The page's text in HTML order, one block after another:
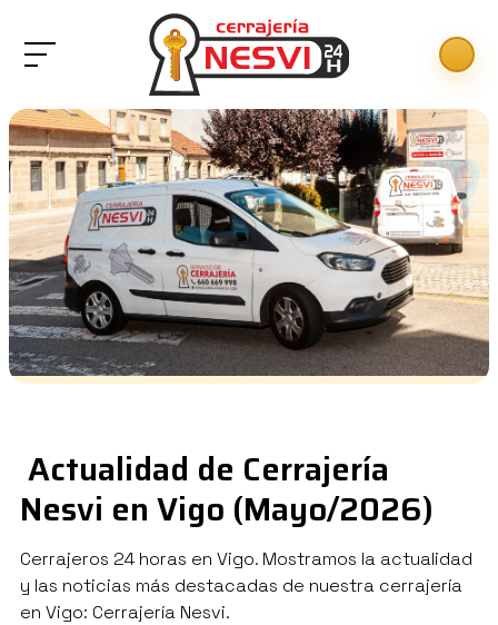
Actualidad de Cerrajería
Nesvi en Vigo (Mayo/2026)
Cerrajeros 24 horas en Vigo. Mostramos la actualidad
y las noticias más destacadas de nuestra cerrajería
en Vigo: Cerrajería Nesvi.